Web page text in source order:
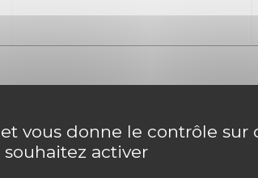
vous donne le contrôle sur
souhaitez activer